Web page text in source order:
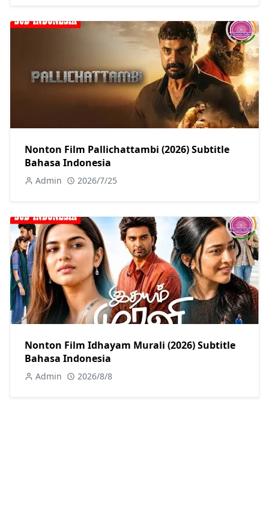
Nonton Film Pallichattambi (2026) Subtitle
Bahasa Indonesia
Admin 2026/7/25
Nonton Film Idhayam Murali (2026) Subtitle
Bahasa Indonesia
Admin 2026/8/8